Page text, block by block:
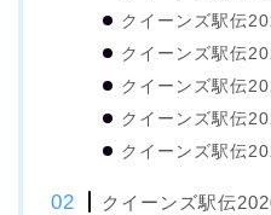
クイーンズ駅伝
クイーンズ駅伝
クイーンズ駅伝
クイーンズ駅伝
クイーンズ駅伝
クイーンズ駅伝